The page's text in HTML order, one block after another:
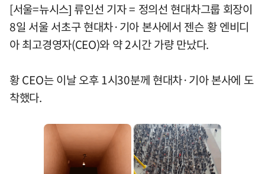
[서울=뉴시스] 류인선 기자 = 정의선 현대차그룹 회장이
8일 서울 서초구 현대차·기아 본사에서 젠슨 황 엔비디
아 최고경영자(CEO)와 약 2시간 가량 만났다.
황 CEO는 이날 오후 1시30분께 현대차·기아 본사에 도
착했다.